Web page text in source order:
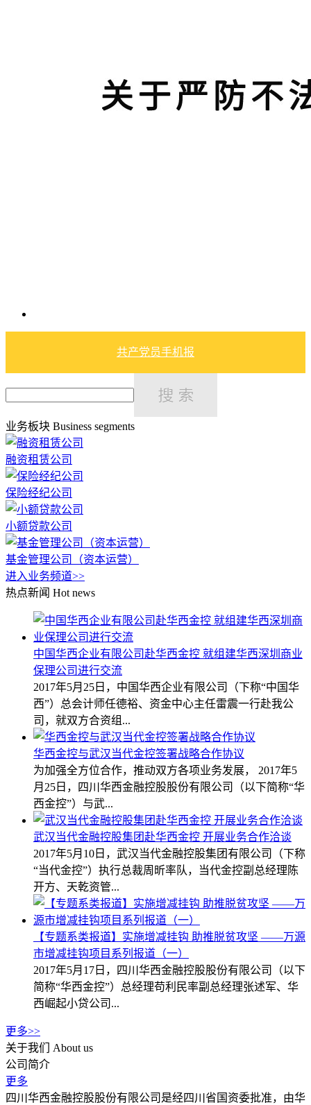
共产党员手机报
业务板块 Business segments
融资租赁公司
保险经纪公司
小额贷款公司
基金管理公司（资本运营）
进入业务频道>>
热点新闻 Hot news
中国华西企业有限公司赴华西金控 就组建华西深圳商业
保理公司进行交流
2017年5月25日，中国华西企业有限公司（下称“中国华
西”）总会计师任德裕、资金中心主任雷震一行赴我公
司，就双方合资组...
华西金控与武汉当代金控签署战略合作协议
为加强全方位合作，推动双方各项业务发展， 2017年5
月25日，四川华西金融控股股份有限公司（以下简称“华
西金控”）与武...
武汉当代金融控股集团赴华西金控 开展业务合作洽谈
2017年5月10日，武汉当代金融控股集团有限公司（下称
“当代金控”）执行总裁周昕率队，当代金控副总经理陈
开方、天乾资管...
【专题系类报道】实施增减挂钩 助推脱贫攻坚 ——万源
市增减挂钩项目系列报道（一）
2017年5月17日，四川华西金融控股股份有限公司（以下
简称“华西金控”）总经理苟利民率副总经理张述军、华
西崛起小贷公司...
更多>>
关于我们
About us
公司简介
更多
四川华西金融控股股份有限公司是经四川省国资委批准，由华